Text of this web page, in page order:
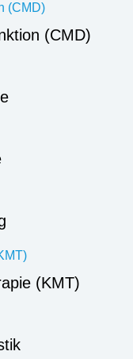
(CMD)
(KMT)